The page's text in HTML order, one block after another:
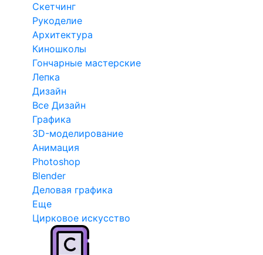
Скетчинг
Рукоделие
Архитектура
Киношколы
Гончарные мастерские
Лепка
Дизайн
Все Дизайн
Графика
3D-моделирование
Анимация
Photoshop
Blender
Деловая графика
Еще
Цирковое искусство